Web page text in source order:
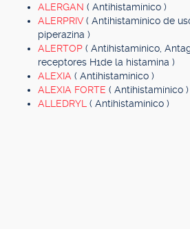
ALERGAN ( Antihistamínico )
ALERPRIV( Antihistamínico de
piperazina )
ALERTOP ( Antihistamínico,
receptores H1de la histamina )
ALEXIA ( Antihistamínico )
ALEXIA FORTE ( Antihistamínico )
ALLEDRYL ( Antihistamínico )